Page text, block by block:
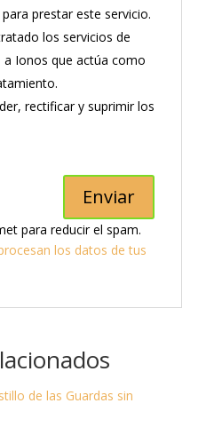
prestar este servicio.
los servicios de
Ionos que actúa como
rectificar y suprimir los
para reducir el spam.
los datos de tus